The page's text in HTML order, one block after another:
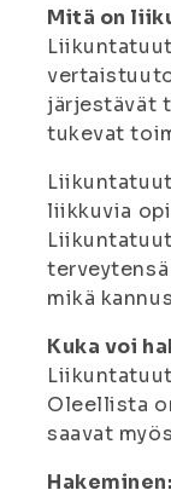
Mitä on
järjestävät
tukevat
liikkuvia
mikä
Kuka voi
Oleellista
saavat
Hakeminen: